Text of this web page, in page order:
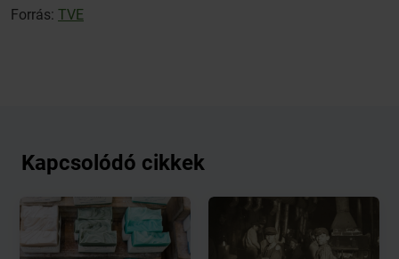
Forrás: TVE
Kapcsolódó cikkek